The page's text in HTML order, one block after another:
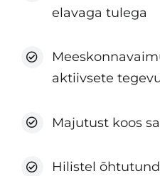
elavaga tulega
aktiivsete
Majutust koos
Hilistel